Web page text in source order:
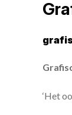
‘Het